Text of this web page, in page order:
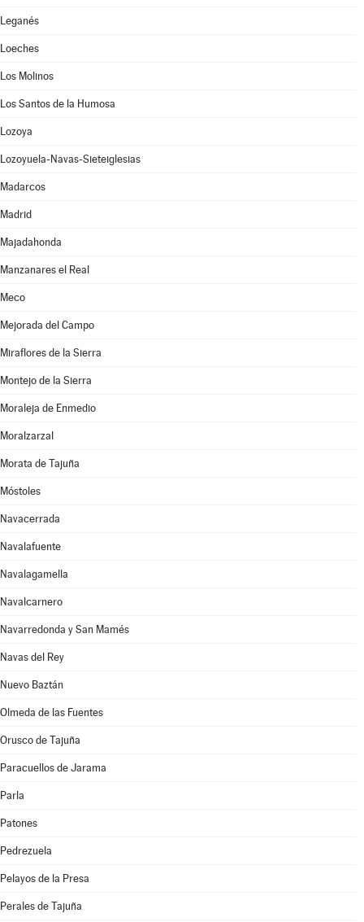
Leganés
Loeches
Los Molinos
Los Santos de la Humosa
Lozoya
Lozoyuela-Navas-Sieteiglesias
Madarcos
Madrid
Majadahonda
Manzanares el Real
Meco
Mejorada del Campo
Miraflores de la Sierra
Montejo de la Sierra
Moraleja de Enmedio
Moralzarzal
Morata de Tajuña
Móstoles
Navacerrada
Navalafuente
Navalagamella
Navalcarnero
Navarredonda y San Mamés
Navas del Rey
Nuevo Baztán
Olmeda de las Fuentes
Orusco de Tajuña
Paracuellos de Jarama
Parla
Patones
Pedrezuela
Pelayos de la Presa
Perales de Tajuña